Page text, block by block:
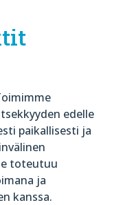
edelle
paikallisesti ja
toteutuu
ja
kanssa.